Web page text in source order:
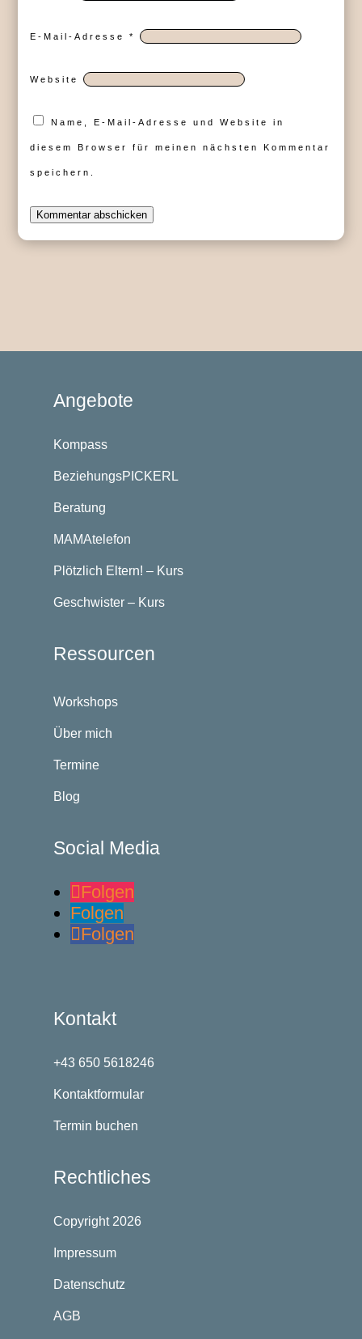
E-Mail-Adresse*
Website
Name, E-Mail-Adresse und Website in
diesem Browser für meinen nächsten Kommentar
speichern.
Kommentar abschicken
Angebote
Kompass
BeziehungsPICKERL
Beratung
MAMAtelefon
Plötzlich Eltern! – Kurs
Geschwister – Kurs
Ressourcen
Workshops
Über mich
Termine
Blog
Social Media
Folgen
Folgen
Folgen
Kontakt
+43 650 5618246
Kontaktformular
Termin buchen
Rechtliches
Copyright 2026
Impressum
Datenschutz
AGB